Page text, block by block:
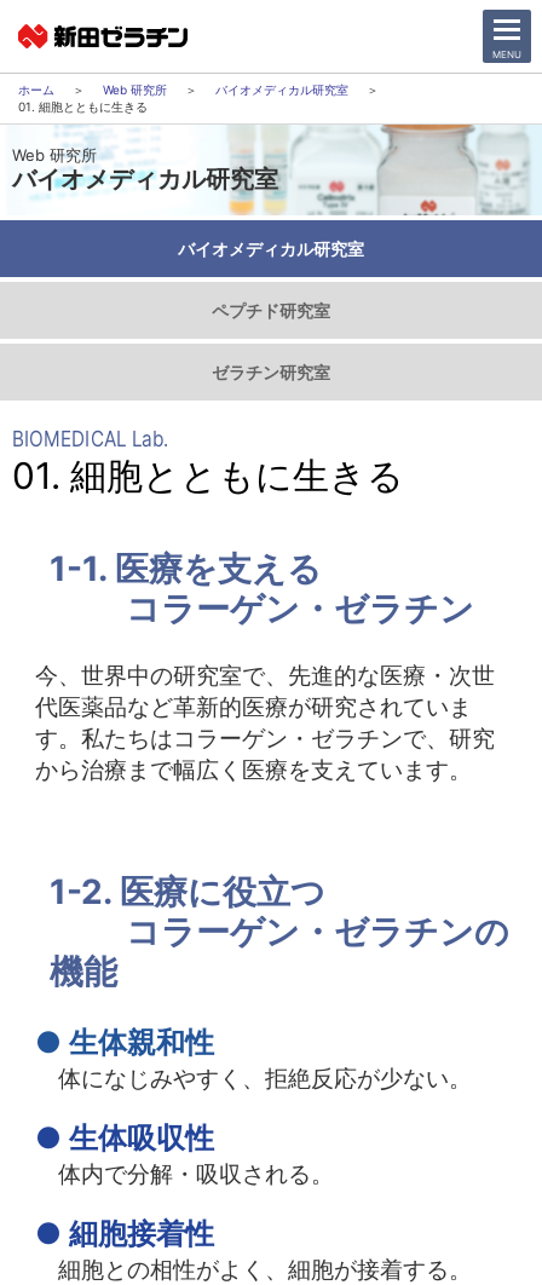
CLOSE
MENU
Web 研究所
バイオメディカル研究室
01. 細胞とともに生きる
01. 細胞とともに生きる
1-1. 医療を支える
コラーゲン・ゼラチン
今、世界中の研究室で、先進的な医療・次世
代医薬品など革新的医療が研究されていま
す。私たちはコラーゲン・ゼラチンで、研究
から治療まで幅広く医療を支えています。
1-2. 医療に役立つ
コラーゲン・ゼラチンの
機能
● 生体親和性
体になじみやすく、拒絶反応が少ない。
● 生体吸収性
体内で分解・吸収される。
● 細胞接着性
細胞との相性がよく、細胞が接着する。
ニュース一覧
会社情報
サステナビリティ
事業紹介
IR情報
中文
Web 研究所
バイオメディカル研究室
バイオメディカル研究室
ペプチド研究室
ゼラチン研究室
BIOMEDICAL Lab.